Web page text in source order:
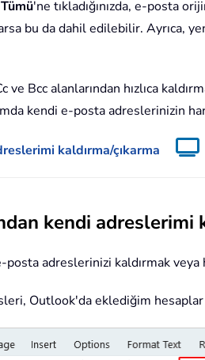
'ne tıkladığınızda, e-posta
bu da dahil edilebilir. Ayrıca,
ve Bcc alanlarından hızlıca
kendi e-posta adreslerinizin
kaldırma/çıkarma
kendi adreslerimi
posta adreslerinizi kaldırmak
Outlook'da eklediğim hesaplar